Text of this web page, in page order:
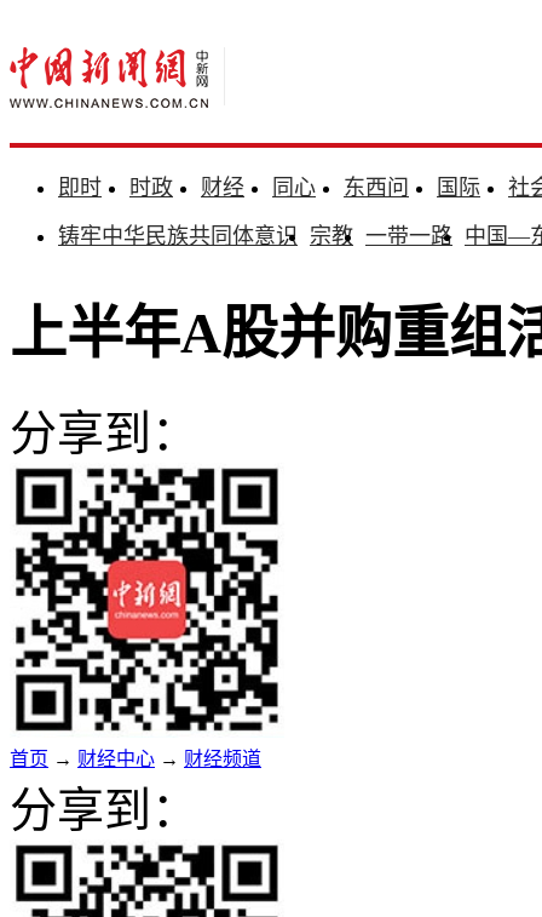
即时 时政 财经 同心 东西问 国际
社
铸牢中华民族共同体意识 宗教 一带一路 中国—
上半年A股并购重组
分享到：
首页 → 财经中心 → 财经频道
分享到：